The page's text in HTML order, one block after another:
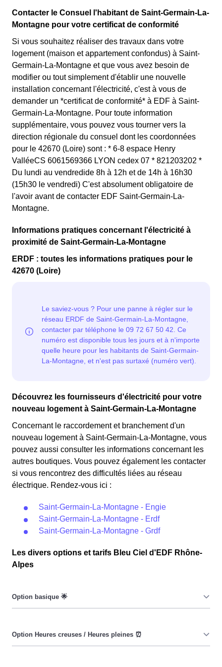
Contacter le Consuel l'habitant de Saint-Germain-La-
Montagne pour votre certificat de conformité
Si vous souhaitez réaliser des travaux dans votre
logement (maison et appartement confondus) à Saint-
Germain-La-Montagne et que vous avez besoin de
modifier ou tout simplement d'établir une nouvelle
installation concernant l'électricité, c'est à vous de
demander un *certificat de conformité* à EDF à Saint-
Germain-La-Montagne. Pour toute information
supplémentaire, vous pouvez vous tourner vers la
direction régionale du consuel dont les coordonnées
pour le 42670 (Loire) sont : * 6-8 espace Henry
ValléeCS 6061569366 LYON cedex 07 * 821203202 *
Du lundi au vendredide 8h à 12h et de 14h à 16h30
(15h30 le vendredi) C'est absolument obligatoire de
l'avoir avant de contacter EDF Saint-Germain-La-
Montagne.
Informations pratiques concernant l'électricité à
proximité de Saint-Germain-La-Montagne
ERDF : toutes les informations pratiques pour le
42670 (Loire)
Découvrez les fournisseurs d'électricité pour votre
nouveau logement à Saint-Germain-La-Montagne
Concernant le raccordement et branchement d'un
nouveau logement à Saint-Germain-La-Montagne, vous
pouvez aussi consulter les informations concernant les
autres boutiques. Vous pouvez également les contacter
si vous rencontrez des difficultés liées au réseau
électrique. Rendez-vous ici :
Saint-Germain-La-Montagne - Engie
Saint-Germain-La-Montagne - Erdf
Saint-Germain-La-Montagne - Grdf
Les divers options et tarifs Bleu Ciel d'EDF Rhône-
Alpes
date, ni de l'heure, que ce soit à Saint-Germain-La-
Montagne ou ailleurs. 💡